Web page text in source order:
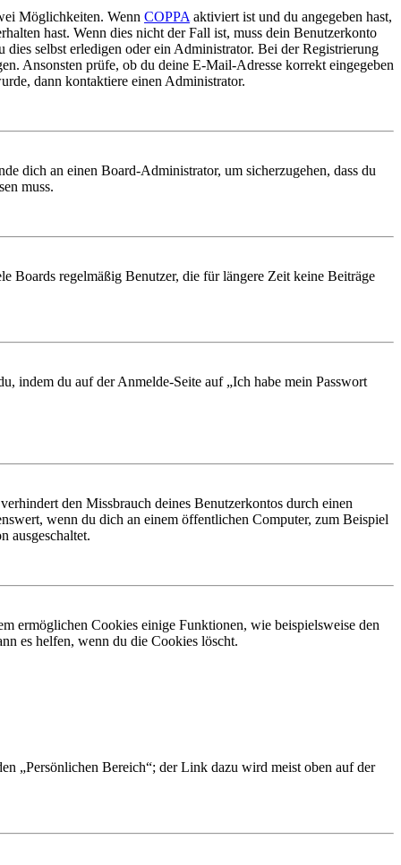
Möglichkeiten. Wenn COPPA aktiviert ist und du angegeben hast,
hast. Wenn dies nicht der Fall ist, muss dein Benutzerkonto
selbst erledigen oder ein Administrator. Bei der Registrierung
Ansonsten prüfe, ob du deine E-Mail-Adresse korrekt eingegeben
dann kontaktiere einen Administrator.
dich an einen Board-Administrator, um sicherzugehen, dass du
muss.
Boards regelmäßig Benutzer, die für längere Zeit keine Beiträge
indem du auf der Anmelde-Seite auf „Ich habe mein Passwort
den Missbrauch deines Benutzerkontos durch einen
wenn du dich an einem öffentlichen Computer, zum Beispiel
ausgeschaltet.
ermöglichen Cookies einige Funktionen, wie beispielsweise den
es helfen, wenn du die Cookies löscht.
„Persönlichen Bereich“; der Link dazu wird meist oben auf der